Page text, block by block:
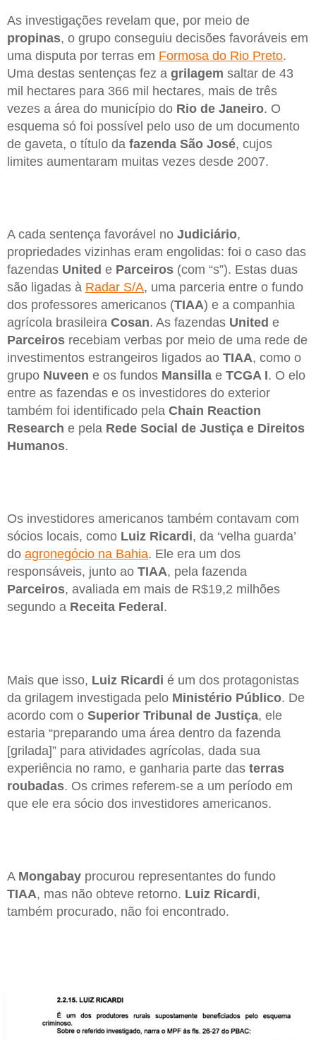
As investigações revelam que, por meio de
propinas, o grupo conseguiu decisões favoráveis em
uma disputa por terras em Formosa do Rio Preto.
Uma destas sentenças fez a grilagem saltar de 43
mil hectares para 366 mil hectares, mais de três
vezes a área do município do Rio de Janeiro. O
esquema só foi possível pelo uso de um documento
de gaveta, o título da fazenda São José, cujos
limites aumentaram muitas vezes desde 2007.
A cada sentença favorável no Judiciário,
propriedades vizinhas eram engolidas: foi o caso das
fazendas United e Parceiros (com “s”). Estas duas
são ligadas à Radar S/A, uma parceria entre o fundo
dos professores americanos (TIAA) e a companhia
agrícola brasileira Cosan. As fazendas United e
Parceiros recebiam verbas por meio de uma rede de
investimentos estrangeiros ligados ao TIAA, como o
grupo Nuveen e os fundos Mansilla e TCGA I. O elo
entre as fazendas e os investidores do exterior
também foi identificado pela Chain Reaction
Research e pela Rede Social de Justiça e Direitos
Humanos.
Os investidores americanos também contavam com
sócios locais, como Luiz Ricardi, da ‘velha guarda’
do agronegócio na Bahia. Ele era um dos
responsáveis, junto ao TIAA, pela fazenda
Parceiros, avaliada em mais de R$19,2 milhões
segundo a Receita Federal .
Mais que isso, Luiz Ricardi é um dos protagonistas
da grilagem investigada pelo Ministério Público. De
acordo com o Superior Tribunal de Justiça, ele
estaria “preparando uma área dentro da fazenda
[grilada]” para atividades agrícolas, dada sua
experiência no ramo, e ganharia parte das terras
roubadas. Os crimes referem-se a um período em
que ele era sócio dos investidores americanos.
A Mongabay procurou representantes do fundo
TIAA, mas não obteve retorno. Luiz Ricardi,
também procurado, não foi encontrado.